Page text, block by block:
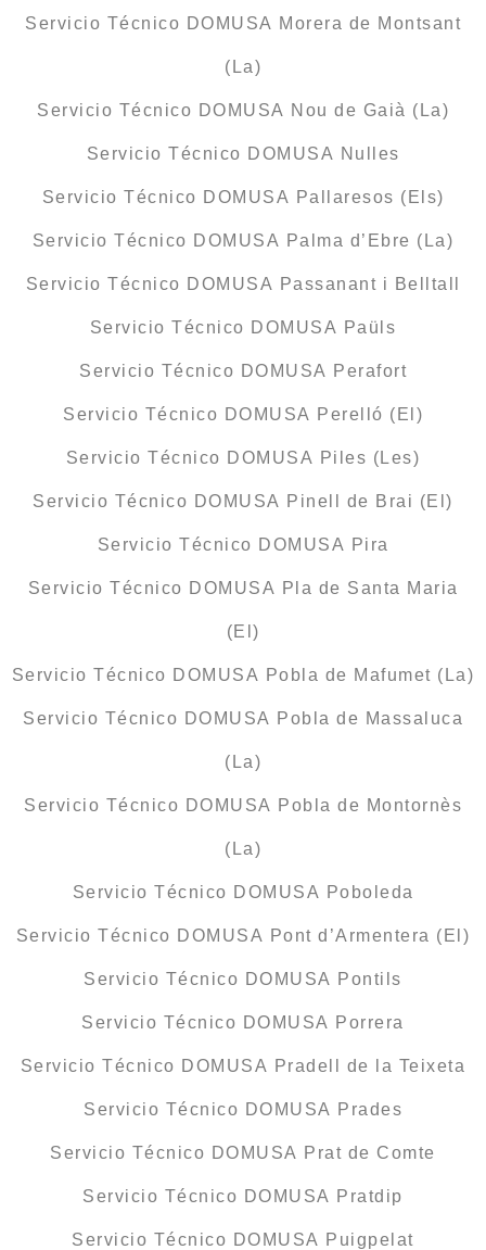
Servicio Técnico DOMUSA Morera de Montsant
(La)
Servicio Técnico DOMUSA Nou de Gaià (La)
Servicio Técnico DOMUSA Nulles
Servicio Técnico DOMUSA Pallaresos (Els)
Servicio Técnico DOMUSA Palma d’Ebre (La)
Servicio Técnico DOMUSA Passanant i Belltall
Servicio Técnico DOMUSA Paüls
Servicio Técnico DOMUSA Perafort
Servicio Técnico DOMUSA Perelló (El)
Servicio Técnico DOMUSA Piles (Les)
Servicio Técnico DOMUSA Pinell de Brai (El)
Servicio Técnico DOMUSA Pira
Servicio Técnico DOMUSA Pla de Santa Maria
(El)
Servicio Técnico DOMUSA Pobla de Mafumet (La)
Servicio Técnico DOMUSA Pobla de Massaluca
(La)
Servicio Técnico DOMUSA Pobla de Montornès
(La)
Servicio Técnico DOMUSA Poboleda
Servicio Técnico DOMUSA Pont d’Armentera (El)
Servicio Técnico DOMUSA Pontils
Servicio Técnico DOMUSA Porrera
Servicio Técnico DOMUSA Pradell de la Teixeta
Servicio Técnico DOMUSA Prades
Servicio Técnico DOMUSA Prat de Comte
Servicio Técnico DOMUSA Pratdip
Servicio Técnico DOMUSA Puigpelat